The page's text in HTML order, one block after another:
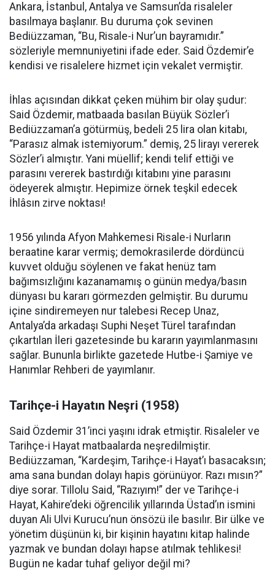
Ankara, İstanbul, Antalya ve Samsun’da risaleler
basılmaya başlanır. Bu duruma çok sevinen
Bediüzzaman, “Bu, Risale-i Nur’un bayramıdır.”
sözleriyle memnuniyetini ifade eder. Said Özdemir’e
kendisi ve risalelere hizmet için vekalet vermiştir.
İhlas açısından dikkat çeken mühim bir olay şudur:
Said Özdemir, matbaada basılan Büyük Sözler’i
Bediüzzaman’a götürmüş, bedeli 25 lira olan kitabı,
“Parasız almak istemiyorum.” demiş, 25 lirayı vererek
Sözler’i almıştır. Yani müellif; kendi telif ettiği ve
parasını vererek bastırdığı kitabını yine parasını
ödeyerek almıştır. Hepimize örnek teşkil edecek
İhlâsın zirve noktası!
1956 yılında Afyon Mahkemesi Risale-i Nurların
beraatine karar vermiş; demokrasilerde dördüncü
kuvvet olduğu söylenen ve fakat henüz tam
bağımsızlığını kazanamamış o günün medya/basın
dünyası bu kararı görmezden gelmiştir. Bu durumu
içine sindiremeyen nur talebesi Recep Unaz,
Antalya’da arkadaşı Suphi Neşet Türel tarafından
çıkartılan İleri gazetesinde bu kararın yayımlanmasını
sağlar. Bununla birlikte gazetede Hutbe-i Şamiye ve
Hanımlar Rehberi de yayımlanır.
Tarihçe-i Hayatın Neşri (1958)
Said Özdemir 31’inci yaşını idrak etmiştir. Risaleler ve
Tarihçe-i Hayat matbaalarda neşredilmiştir.
Bediüzzaman, “Kardeşim, Tarihçe-i Hayat’ı basacaksın;
ama sana bundan dolayı hapis görünüyor. Razı mısın?”
diye sorar. Tillolu Said, “Razıyım!” der ve Tarihçe-i
Hayat, Kahire’deki öğrencilik yıllarında Üstad’ın ismini
duyan Ali Ulvi Kurucu’nun önsözü ile basılır. Bir ülke ve
yönetim düşünün ki, bir kişinin hayatını kitap halinde
yazmak ve bundan dolayı hapse atılmak tehlikesi!
Bugün ne kadar tuhaf geliyor değil mi?